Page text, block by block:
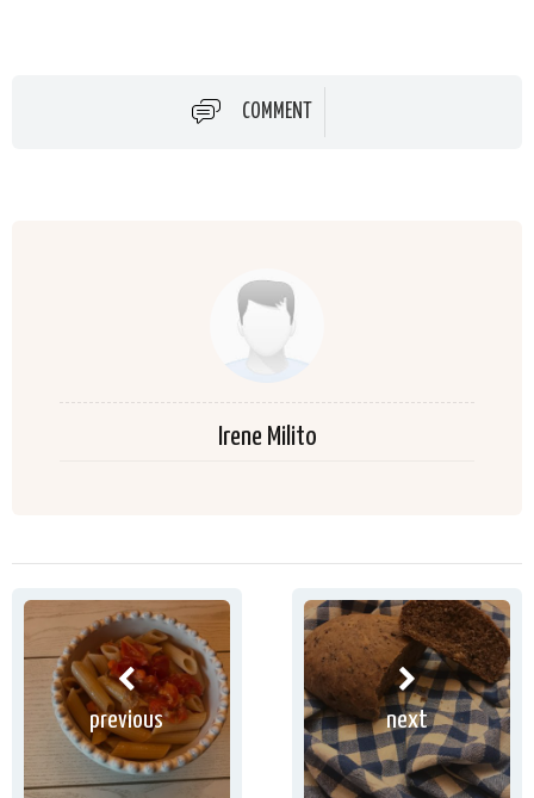
COMMENT
Irene Milito
previous next